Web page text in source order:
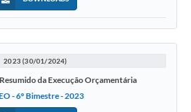
2023 (30/01/2024)
da Execução Orçamentária
- 6º Bimestre - 2023